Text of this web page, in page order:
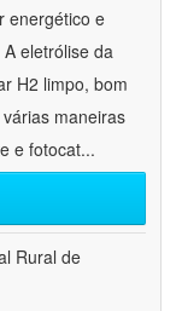
energético e
eletrólise da
H2 limpo, bom
maneiras
e fotocat...
Rural de